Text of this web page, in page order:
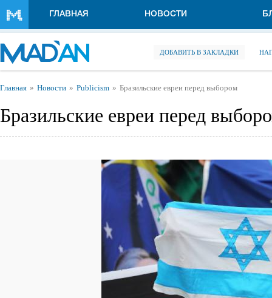
ГЛАВНАЯ НОВОСТИ
ДОБАВИТЬ В ЗАКЛАДКИ
Вы здесь
Главная Новости Publicism Бразильские евреи перед выбором
Бразильские евреи перед